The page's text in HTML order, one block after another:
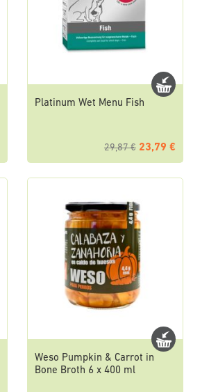
Platinum Wet Menu Fish
29,87 € 23,79 €
Weso Pumpkin & Carrot in
Bone Broth 6 x 400 ml